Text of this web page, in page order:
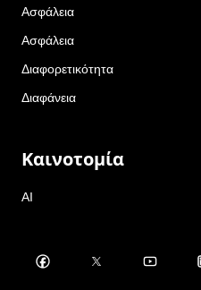
Ασφάλεια
Ασφάλεια
Διαφορετικότητα
Διαφάνεια
Καινοτομία
AI